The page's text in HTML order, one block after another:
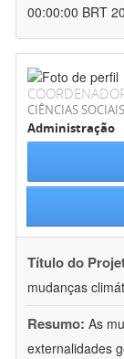
00:00:00 BRT
CIÊNCIAS
Administração
Título do
mudanças
Resumo: As
externalidades